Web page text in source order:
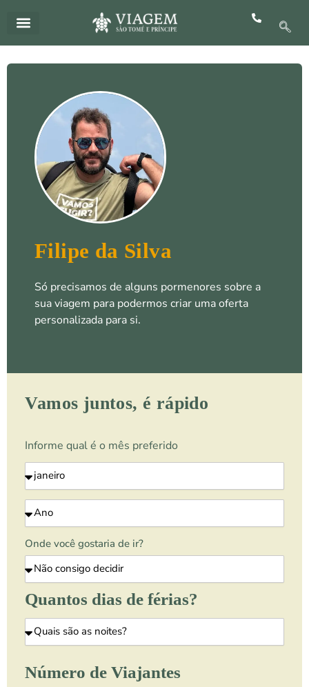
content
Filipe da Silva
Só precisamos de alguns pormenores sobre a
sua viagem para podermos criar uma oferta
personalizada para si.
Vamos juntos, é rápido
Informe qual é o mês preferido
Onde você gostaria de ir?
Quantos dias de férias?
Número de Viajantes